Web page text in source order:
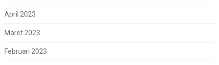
April 2023
Maret 2023
Februari 2023